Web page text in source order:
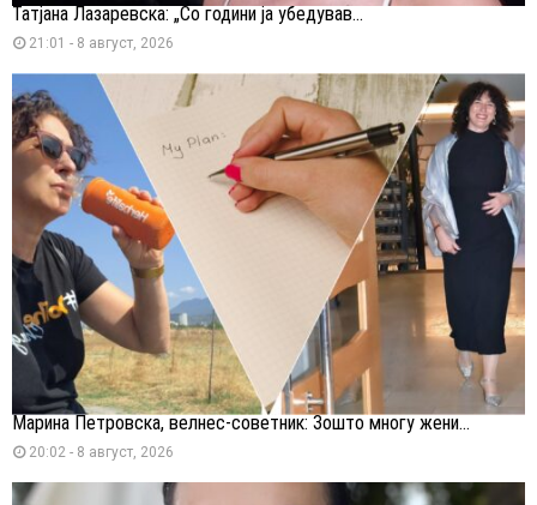
Татјана Лазаревска: „Со години ја убедував...
21:01 - 8 август, 2026
Марина Петровска, велнес-советник: Зошто многу жени...
20:02 - 8 август, 2026